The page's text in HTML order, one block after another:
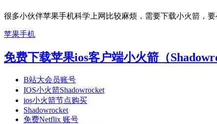
很多小伙伴苹果手机科学上网比较麻烦，需要下载小火箭，
苹果手机
免费下载苹果ios客户端小火箭（
B站大会员账号
IOS小火箭Shadowrocket
ios小火箭节点购买
Shadowrocket
免费Netflix 账号